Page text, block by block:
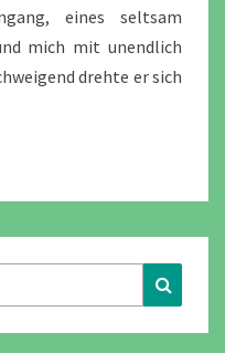
eines seltsam
mich mit unendlich
drehte er sich